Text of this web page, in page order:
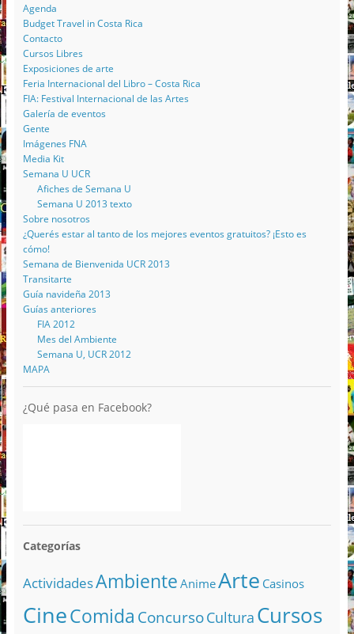
Agenda
Budget Travel in Costa Rica
Contacto
Cursos Libres
Exposiciones de arte
Feria Internacional del Libro – Costa Rica
FIA: Festival Internacional de las Artes
Galería de eventos
Gente
Imágenes FNA
Media Kit
Semana U UCR
Afiches de Semana U
Semana U 2013 texto
Sobre nosotros
¿Querés estar al tanto de los mejores eventos gratuitos? ¡Esto es
cómo!
Semana de Bienvenida UCR 2013
Transitarte
Guía navideña 2013
Guías anteriores
FIA 2012
Mes del Ambiente
Semana U, UCR 2012
MAPA
¿Qué pasa en Facebook?
Categorías
ActividadesAmbiente AnimeArte Casinos
CineComida ConcursoCultura Cursos